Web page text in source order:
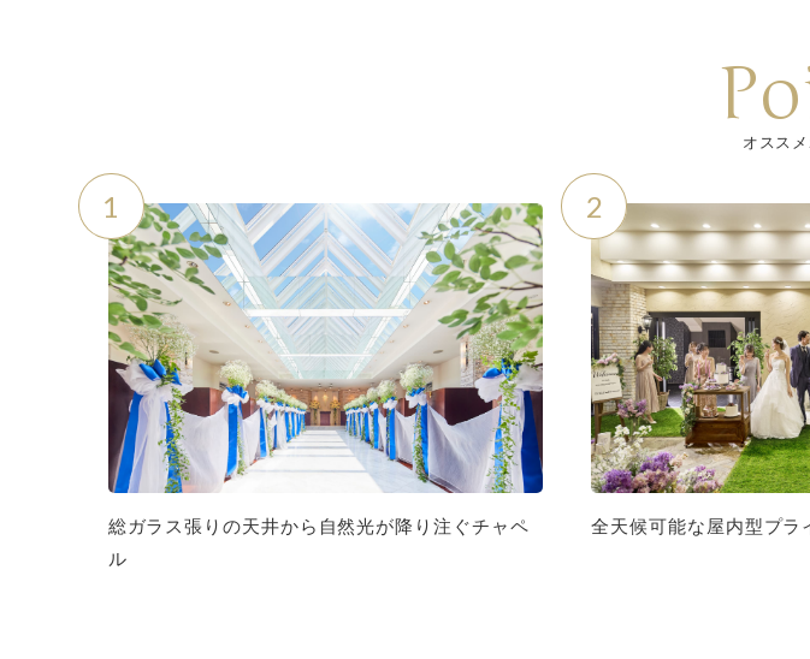
オスス
1
総ガラス張りの天井から自然光が降り注ぐチャペ
ル
2
全天候可能な屋内型プラ